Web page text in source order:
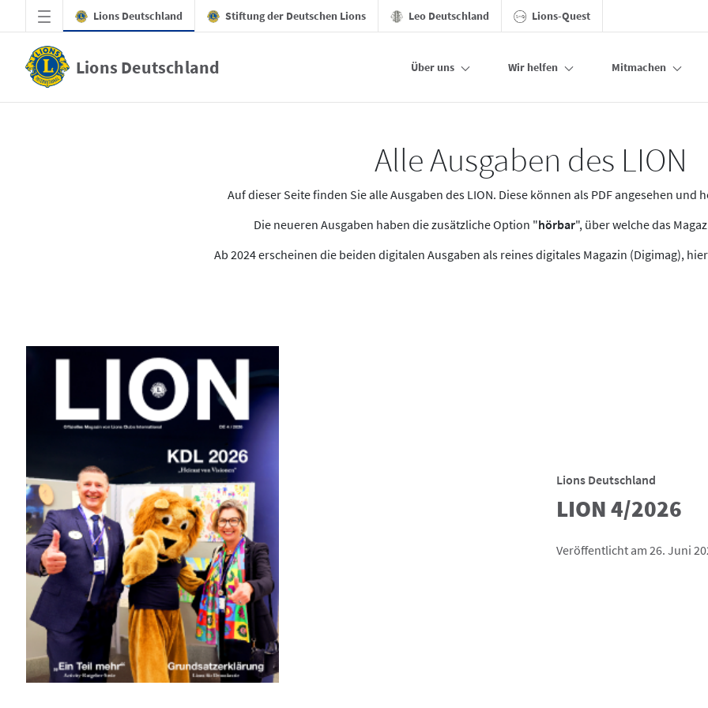
Zum Hauptinhalt springen
Lions Deutschland Stiftung der Deutschen Lions Leo Deutschland Lions-Quest
Lions Deutschland Über uns Wir helfen Mitmachen
Alle Ausgaben des LION
Auf dieser Seite finden Sie alle Ausgaben des LION. Diese können als PDF angesehen und
Die neueren Ausgaben haben die zusätzliche Option "hörbar", über welche das
Ab 2024 erscheinen die beiden digitalen Ausgaben als reines digitales Magazin (Digimag),
Lions Deutschland
LION 4/2026
Veröffentlicht am 26. Juni